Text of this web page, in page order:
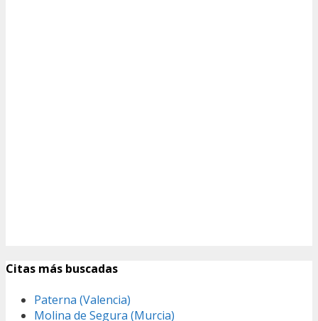
Citas más buscadas
Paterna (Valencia)
Molina de Segura (Murcia)